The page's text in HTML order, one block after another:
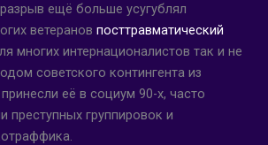
ещё больше усугублял
ветеранов посттравматический
многих интернационалистов так и не
советского контингента из
её в социум 90-х, часто
преступных группировок и